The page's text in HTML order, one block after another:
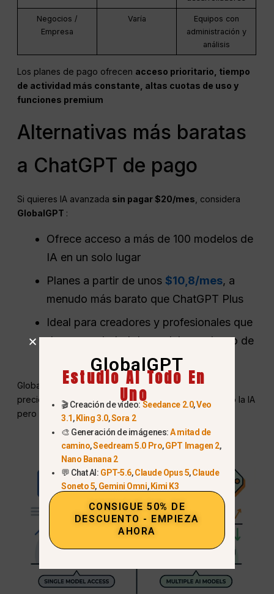
Negocios /
Empresa
Varía
Equipos con
administración y
análisis
Los planes de pago ofrecen acceso prioritario, tiempo
de actividad más constante, altas cuotas de uso y
funciones premium
Alternativas más baratas
a ChatGPT de pago
Si quieres IA avanzada sin pagar $20/mes , considera
GlobalGPT :
Ofrece acceso a más de 100 modelos de
IA en un solo lugar
Planes a partir de unos$10,8/mes, a
menudo más barato que ChatGPT Plus
Ideal para creadores y profesionales que
desean variedad de modelos y ahorro de
GlobalGPT ofrece un acceso más amplio a la IA a un
precio más bajo: una buena alternativa si utiliza mucho la IA
pero no quiere pagar sólo por una plataforma.
GlobalGPT
Estudio AI Todo En
Uno
🎬 Creación de vídeo:Seedance 2.0,Veo
3.1,Kling 3.0,Sora 2
🎨 Generación de imágenes:A mitad de
camino,Seedream 5.0 Pro,GPT Imagen 2,
Nano Banana 2
💬 Chat AI: GPT-5.6,Claude Opus 5,Claude
Soneto 5, Gemini Omni,Kimi K3
CONSIGUE 50% DE
DESCUENTO - EMPIEZA
AHORA